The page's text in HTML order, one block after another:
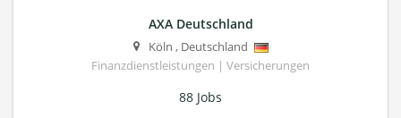
AXA Deutschland
Köln , Deutschland
Finanzdienstleistungen | Versicherungen
88 Jobs